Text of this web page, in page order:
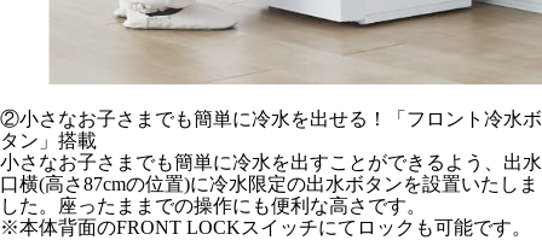
②小さなお子さまでも簡単に冷水を出せる！「フロント冷水ボ
タン」搭載
小さなお子さまでも簡単に冷水を出すことができるよう、出水
口横(高さ87cmの位置)に冷水限定の出水ボタンを設置いたしま
した。座ったままでの操作にも便利な高さです。
※本体背面のFRONT LOCKスイッチにてロックも可能です。